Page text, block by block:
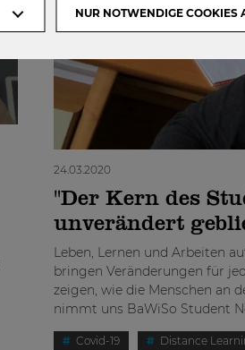
24.03.2020
"Der Kern des
unverändert
Leben, Lernen und Arbeiten
bringen Veränderungen für
zeigen, wie die Menschen an
nimmt uns BaWiSo Student
Covid-19 Distance
NUR NOTWENDIGE COOKIES